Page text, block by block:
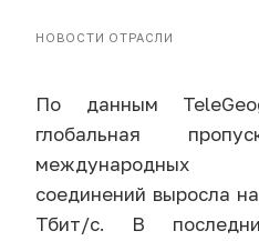
НОВОСТИ ОТРАСЛИ
По данным
глобальная
соединений выросла
Тбит/с. В